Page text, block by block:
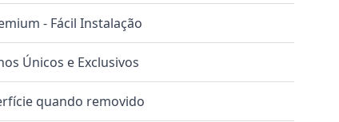
- Fácil Instalação
Únicos e Exclusivos
quando removido